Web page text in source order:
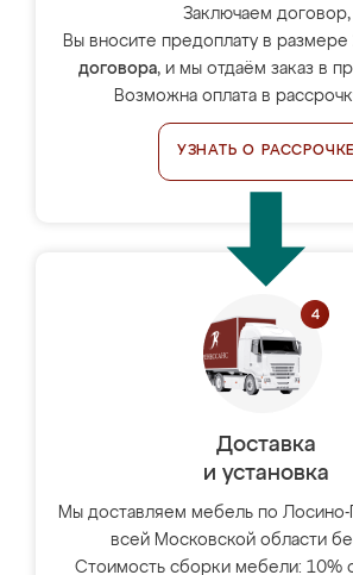
Заключаем договор,
Вы вносите предоплату в размере
договора, и мы отдаём заказ в
Возможна оплата в
УЗНАТЬ О РАССРОЧКЕ
Доставка
и установка
Мы доставляем мебель по
всей Московской области
Стоимость сборки мебели: 10%